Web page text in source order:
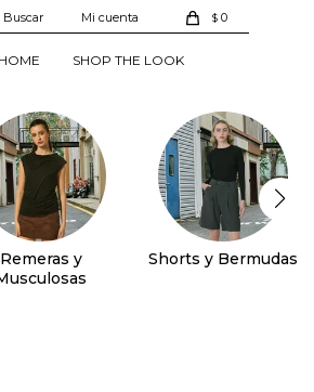
SHOP THE LOOK
$ 0
Remeras y
Shorts y Bermudas